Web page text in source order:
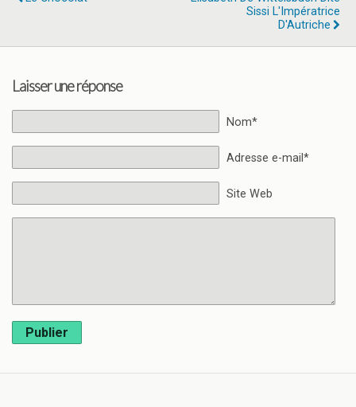
Sissi L'Impératrice
D'Autriche
Laisser une réponse
Nom*
Adresse e-mail*
Site Web
Publier